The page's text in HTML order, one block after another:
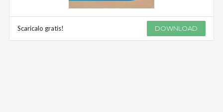
Scaricalo gratis! DOWNLOAD